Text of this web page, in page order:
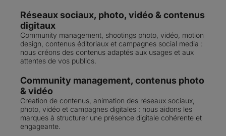
Réseaux sociaux, photo, vidéo & contenus
digitaux
Community management, shootings photo, vidéo, motion
design, contenus éditoriaux et campagnes social media :
nous créons des contenus adaptés aux usages et aux
attentes de vos publics.
Community management, contenus photo
& vidéo
Création de contenus, animation des réseaux sociaux,
photo, vidéo et campagnes digitales : nous aidons les
marques à structurer une présence digitale cohérente et
engageante.